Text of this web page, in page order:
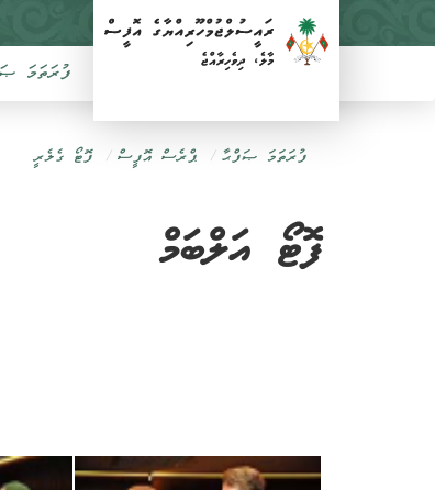
ފުރަތަމަ
ފުރަތަމަ ޞަފްޙާ ޕްރެސް އޮފީސް ފޮޓޯ ގެލެރީ
ފޮޓޯ އަލްބަމް